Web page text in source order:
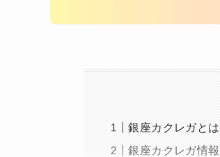
銀座カクレガとは
銀座カクレガ情